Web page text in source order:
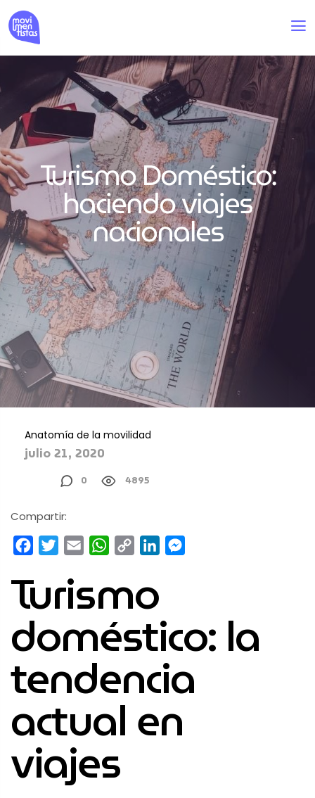
Turismo Doméstico:
haciendo viajes
nacionales
Anatomía de la movilidad
julio 21, 2020
0 4895
Compartir:
FacebookTwitterEmail WhatsApp
Copy
LinkedIn
Turismo
doméstico: la
tendencia
actual en
viajes